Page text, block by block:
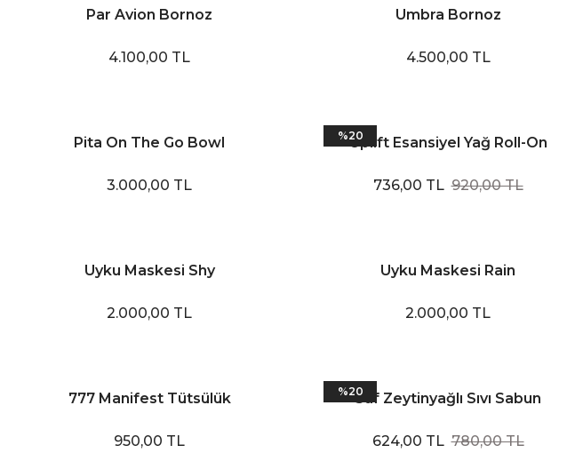
Par Avion Bornoz
4.100,00 TL
Umbra Bornoz
4.500,00 TL
Pita On The Go Bowl
3.000,00 TL
%20Uplift Esansiyel Yağ Roll-On
736,00 TL 920,00 TL
Uyku Maskesi Shy
2.000,00 TL
Uyku Maskesi Rain
2.000,00 TL
777 Manifest Tütsülük
950,00 TL
%20Saf Zeytinyağlı Sıvı Sabun
624,00 TL 780,00 TL